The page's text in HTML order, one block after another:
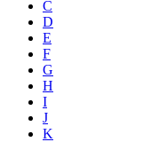
C
D
E
F
G
H
I
J
K